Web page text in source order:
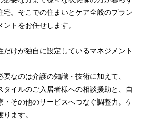
宅。そこでの住まいとケア全般のプラン
トをお任せします。
けが独自に設定しているマネジメント
なのは介護の知識・技術に加えて、
イルのご入居者様への相談援助と、自
・その他のサービスへつなぐ調整力。ケ
ます。